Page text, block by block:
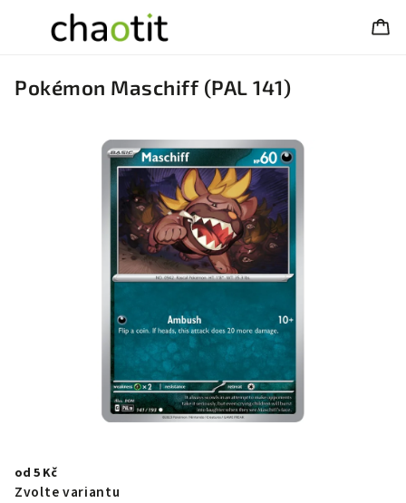
Pokémon Maschiff (PAL 141)
od 5 Kč
Zvolte variantu